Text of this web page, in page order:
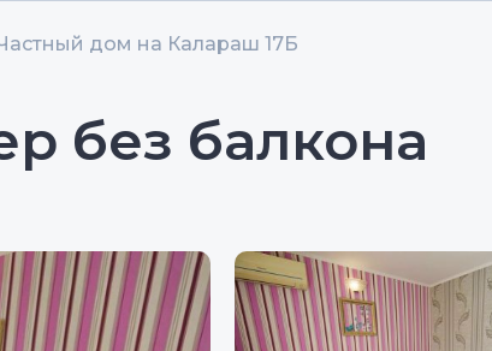
дом на Калараш 17Б
без балкона